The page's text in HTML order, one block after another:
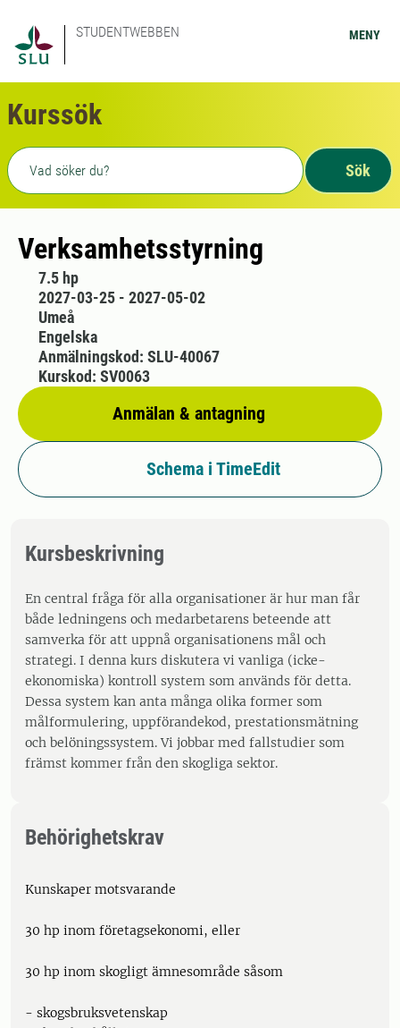
STUDENTWEBBEN MENY
Kurssök
Fritext sökning
Sök
Verksamhetsstyrning
7.5 hp
2027-03-25 - 2027-05-02
Umeå
Engelska
Anmälan & antagning
Anmälningskod: SLU-40067
Kurskod: SV0063
Schema i TimeEdit
Kursbeskrivning
En central fråga för alla organisationer är hur man får
både ledningens och medarbetarens beteende att
samverka för att uppnå organisationens mål och
strategi. I denna kurs diskutera vi vanliga (icke-
ekonomiska) kontroll system som används för detta.
Dessa system kan anta många olika former som
målformulering, uppförandekod, prestationsmätning
och belöningssystem. Vi jobbar med fallstudier som
främst kommer från den skogliga sektor.
Behörighetskrav
Kunskaper motsvarande
30 hp inom företagsekonomi, eller
30 hp inom skogligt ämnesområde såsom
- skogsbruksvetenskap